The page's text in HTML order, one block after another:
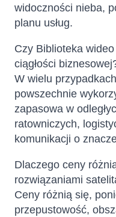
widoczności nieba,
planu usług.
Czy Biblioteka
ciągłości
W wielu
powszechnie
zapasowa w
ratowniczych,
komunikacji o
Dlaczego ceny
rozwiązaniami
Ceny różnią się,
przepustowość,